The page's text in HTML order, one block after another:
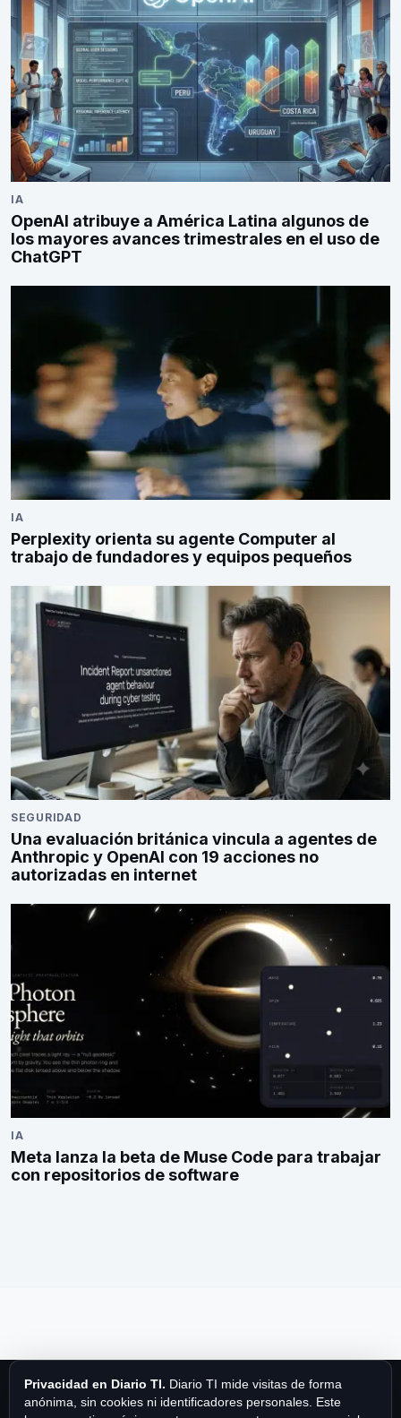
IA
OpenAI atribuye a América Latina algunos de
los mayores avances trimestrales en el uso de
ChatGPT
IA
Perplexity orienta su agente Computer al
trabajo de fundadores y equipos pequeños
SEGURIDAD
Una evaluación británica vincula a agentes de
Anthropic y OpenAI con 19 acciones no
autorizadas en internet
IA
Meta lanza la beta de Muse Code para trabajar
con repositorios de software
Privacidad en Diario TI. Diario TI mide visitas de forma
anónima, sin cookies ni identificadores personales. Este